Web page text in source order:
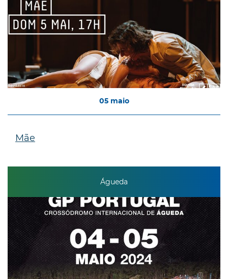
05 maio
Mãe
Águeda